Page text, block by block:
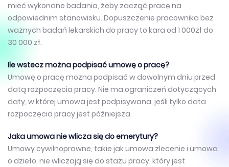
mieć wykonane badania, żeby zacząć pracę na
odpowiednim stanowisku. Dopuszczenie pracownika bez
ważnych badań lekarskich do pracy to kara od 1 000zł do
30 000 zł.
Ile wstecz można podpisać umowę o pracę?
Umowę o pracę można podpisać w dowolnym dniu przed
datą rozpoczęcia pracy. Nie ma ograniczeń dotyczących
daty, w której umowa jest podpisywana, jeśli tylko data
rozpoczęcia pracy jest późniejsza.
Jaka umowa nie wlicza się do emerytury?
Umowy cywilnoprawne, takie jak umowa zlecenie i umowa
o dzieło, nie wliczają się do stażu pracy, który jest